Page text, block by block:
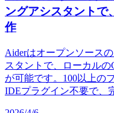
ングアシスタント
作
Aiderはオープンソース
スタントで、ローカル
が可能です。100以上の
IDEプラグイン不要で、